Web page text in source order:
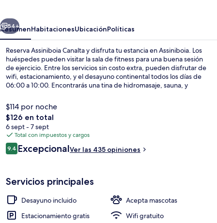
Siguiente
54+
ResumenHabitacionesUbicaciónPolíticas
Reserva Assiniboia Canalta y disfruta tu estancia en Assiniboia. Los
huéspedes pueden visitar la sala de fitness para una buena sesión
de ejercicio. Entre los servicios sin costo extra, pueden disfrutar de
wifi, estacionamiento, y el desayuno continental todos los días de
06:00 a 10:00. Encontrarás una tina de hidromasaje, sauna, y
otros visitantes les encanta el personal amable.
$114 por noche
El
precio
total
es
de
$126 en total
6 sept - 7 sept
Total con impuestos y cargos
Opiniones
9.49.4 de 10,
ExcepcionalVer las 435 opiniones
Servicios principales
Desayuno incluido
Acepta mascotas
Estacionamiento gratis
Wifi gratuito